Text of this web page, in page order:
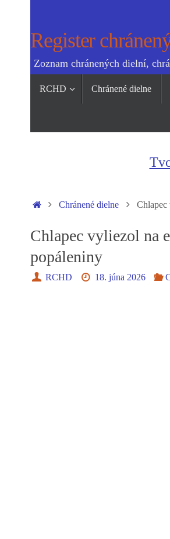
Register
Zoznam chránených dielní,
RCHD Chránené dielne
HomeChránené dielne Chlapec
Chlapec vyliezol na
popáleniny
RCHD 18. júna 2026